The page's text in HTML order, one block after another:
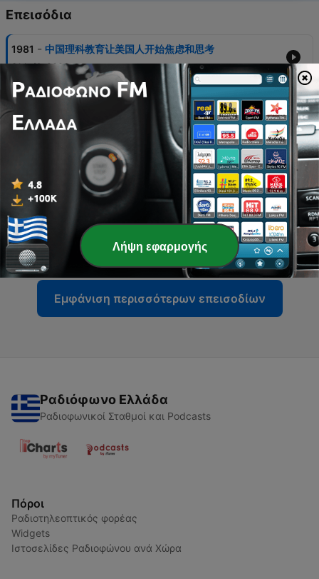
Επεισόδια
1981 - 中国理科教育让美国人开始焦虑和思考
31 Ιούλ 2026
1980 - "种草"英语怎么说？
“老师”、“小姐姐”千万别直接翻成英语
1978 - 世界杯冷门、热门，千万别说cold door和hot door
26 Ιούν 2026
1977 - 梅西完美上演帽子戏法。“帽子戏法”英语怎么说？
19 Ιούν 2026
Εμφάνιση περισσότερων επεισοδίων
Ραδιόφωνο Ελλάδα
Ραδιοφωνικοί Σταθμοί και Podcasts
Πόροι
Ραδιοτηλεοπτικός φορέας
Widgets
Ιστοσελίδες Ραδιοφώνου ανά Χώρα
Λήψη εφαρμογής